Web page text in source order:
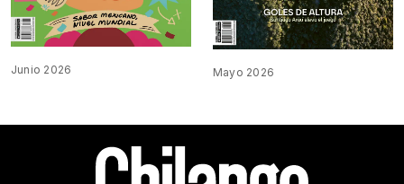
Junio 2026 Mayo 2026